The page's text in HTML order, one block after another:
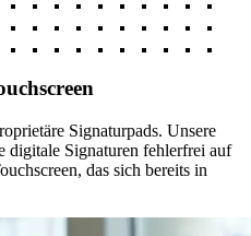
Signaturpads. Unsere
digitale Signaturen fehlerfrei auf
das sich bereits in